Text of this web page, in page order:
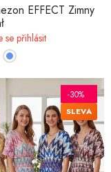
EFFECT Zimny
se přihlásit
-30%
SLEVA